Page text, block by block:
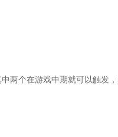
中两个在游戏中期就可以触